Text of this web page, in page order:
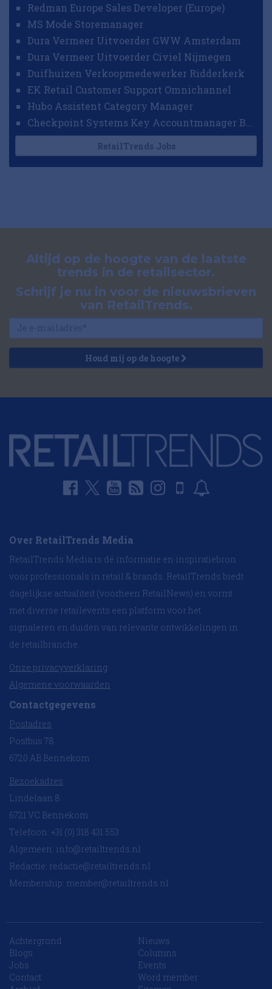
Redman Europe Sales Developer (Europe)
MS Mode Storemanager
Dura Vermeer Uitvoerder GWW Amsterdam
Dura Vermeer Uitvoerder Civiel Nijmegen
Duifhuizen Verkoopmedewerker Ridderkerk
EK Retail Customer Support Omnichannel
Hubo Assistent Category Manager
RetailTrends Jobs
Altijd op de hoogte van de laatste
trends in de retailsector.
Schrijf je nu in voor de nieuwsbrieven
van RetailTrends.
Houd mij op de hoogte
Over RetailTrends Media
RetailTrends Media is dé informatie en inspiratiebron
voor professionals in retail & brands. RetailTrends biedt
dagelijkse actualiteit (voorheen RetailNews) en vormt
met diverse retailevents een platform voor het
signaleren en duiden van relevante ontwikkelingen in
de retailbranche.
Onze privacyverklaring
Algemene voorwaarden
Contactgegevens
Postadres
Postbus 78
6720 AB Bennekom
Bezoekadres
Lindelaan 8
6721 VC Bennekom
Telefoon: +31 (0) 318 431 553
Algemeen: info@retailtrends.nl
Redactie: redactie@retailtrends.nl
Membership: member@retailtrends.nl
Achtergrond
Nieuws
Blogs
Columns
Jobs
Events
Contact
Word member